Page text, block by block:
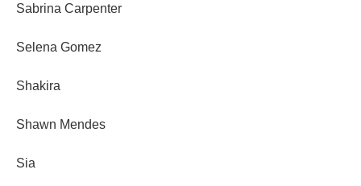
Sabrina Carpenter
Selena Gomez
Shakira
Shawn Mendes
Sia